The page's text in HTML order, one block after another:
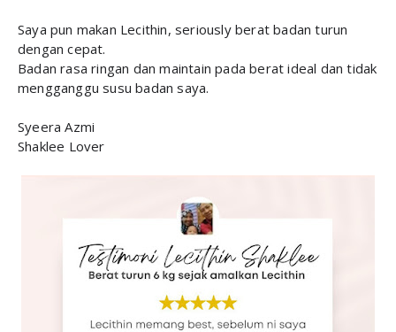
Saya pun makan Lecithin, seriously berat badan turun
dengan cepat.
Badan rasa ringan dan maintain pada berat ideal dan tidak
mengganggu susu badan saya.
Syeera Azmi
Shaklee Lover